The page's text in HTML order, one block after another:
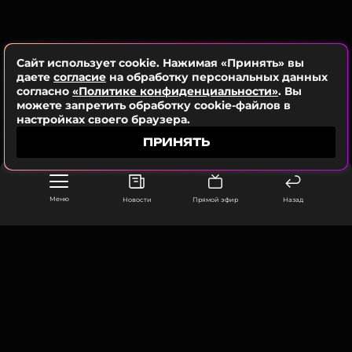
Меню Новости Прямой эфир Назад
ССЫЛКА
ПОДПИСАТЬСЯ
Сайт использует cookie. Нажимая «Принять» вы
даете согласие на обработку персональных данных
согласно «Политике конфиденциальности». Вы
можете запретить обработку cookie-файлов в
настройках своего браузера.
ПРИНЯТЬ